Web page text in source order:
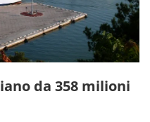
da 358 milioni